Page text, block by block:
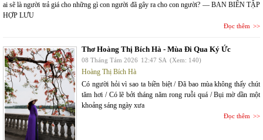
ai sẽ là người trả giá cho những gì con người đã gây ra cho con người? — BAN BIÊN TẬP
HỢP LƯU
Đọc thêm
Thơ Hoàng Thị Bích Hà - Mùa Đi Qua Ký Ức
08 Tháng Tám 2026 12:47 SA (Xem: 140)
Hoàng Thị Bích Hà
Có người hỏi vì sao ta biền biệt / Đã bao mùa không thấy chút
tăm hơi / Có lẽ bởi tháng năm rong ruỗi quá / Bụi mờ dần một
khoảng sáng ngày xưa
Đọc thêm